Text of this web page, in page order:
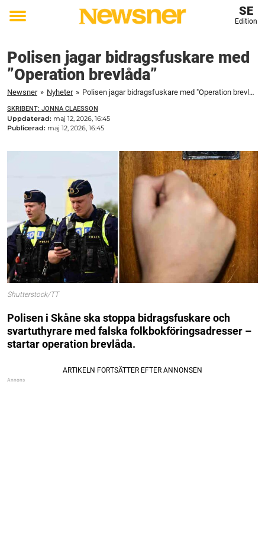
Toggle
SE
Edition
Polisen jagar bidragsfuskare med
”Operation brevlåda”
Newsner » Nyheter » Polisen jagar bidragsfuskare med "Operation brevlåda"
SKRIBENT: JONNA CLAESSON
Uppdaterad: maj 12, 2026, 16:45
Publicerad: maj 12, 2026, 16:45
Shutterstock/TT
Polisen i Skåne ska stoppa bidragsfuskare och
svartuthyrare med falska folkbokföringsadresser –
startar operation brevlåda.